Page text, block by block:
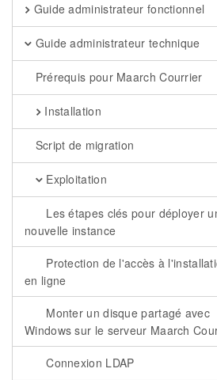
Guide administrateur fonctionnel
Guide administrateur technique
Prérequis pour Maarch Courrier
Installation
Script de migration
Exploitation
Les étapes clés pour déployer
nouvelle instance
Protection de l'accès à
en ligne
Monter un disque partagé avec
Windows sur le serveur Maarch
Connexion LDAP